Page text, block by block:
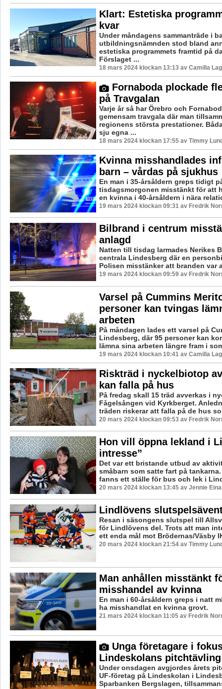
Klart: Estetiska
kvar
Under måndagens sammanträde i
utbildningsnämnden stod bland
estetiska programmets framtid på
Förslaget ...
18 mars 2024 klockan 13:13 av Camilla
Fornaboda plockade
på Travgalan
Varje år så har Örebro och
gemensam travgala där man
regionens största prestationer.
sju egna ...
18 mars 2024 klockan 17:55 av Timmy
Kvinna misshandlades
barn – vårdas på sjukhus
En man i 35-årsåldern greps tidigt
tisdagsmorgonen misstänkt för att
en kvinna i 40-årsåldern i nära
19 mars 2024 klockan 09:31 av Fredrik
Bilbrand i centrum
anlagd
Natten till tisdag larmades Nerikes
centrala Lindesberg där en
Polisen misstänker att branden var
19 mars 2024 klockan 09:59 av Fredrik
Varsel på Cummins
personer kan tvingas
arbeten
På måndagen lades ett varsel på
Lindesberg, där 95 personer kan
lämna sina arbeten längre fram i
19 mars 2024 klockan 10:41 av Camilla
Riskträd i nyckelbiotop
kan falla på hus
På fredag skall 15 träd avverkas i
Fågelsången vid Kyrkberget.
träden riskerar att falla på de hus
20 mars 2024 klockan 09:53 av Fredrik
Hon vill öppna lekland i
intresse”
Det var ett bristande utbud av
småbarn som satte fart på
fanns ett ställe för bus och lek i
20 mars 2024 klockan 13:45 av Jennie
Lindlövens
Resan i säsongens slutspel till
för Lindlövens del. Trots att man
ett enda mål mot Brödernas/Väsby
20 mars 2024 klockan 21:54 av Timmy
Man anhållen misstänkt
misshandel av kvinna
En man i 60-årsåldern greps i natt
ha misshandlat en kvinna grovt.
21 mars 2024 klockan 11:05 av Fredrik
Unga företagare i
Lindeskolans pitchtävling
Under onsdagen avgjordes årets
UF-företag på Lindeskolan i
Sparbanken Bergslagen,